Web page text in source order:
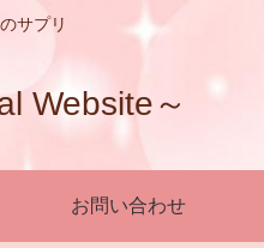
サプリ
Website～
お問い合わせ